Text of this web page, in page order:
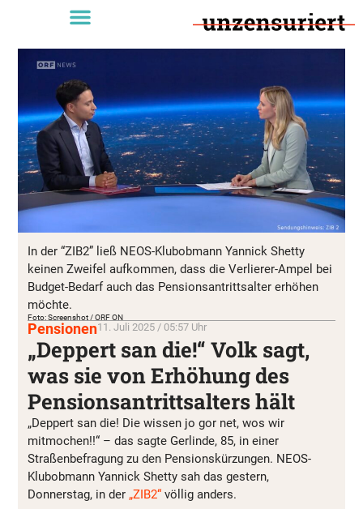
In der “ZIB2” ließ NEOS-Klubobmann Yannick Shetty
keinen Zweifel aufkommen, dass die Verlierer-Ampel bei
Budget-Bedarf auch das Pensionsantrittsalter erhöhen
möchte.
Foto: Screenshot / ORF ON
Pensionen11. Juli 2025 / 05:57 Uhr
„Deppert san die!“ Volk sagt,
was sie von Erhöhung des
Pensionsantrittsalters hält
„Deppert san die! Die wissen jo gor net, wos wir
mitmochen!!“ – das sagte Gerlinde, 85, in einer
Straßenbefragung zu den Pensionskürzungen. NEOS-
Klubobmann Yannick Shetty sah das gestern,
Donnerstag, in der „ZIB2“ völlig anders.